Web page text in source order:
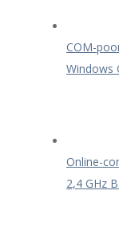
COM-
Windows
Online-
2,4 GHz